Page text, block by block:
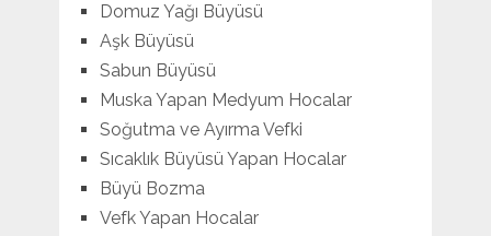
Domuz Yağı Büyüsü
Aşk Büyüsü
Sabun Büyüsü
Muska Yapan Medyum Hocalar
Soğutma ve Ayırma Vefki
Sıcaklık Büyüsü Yapan Hocalar
Büyü Bozma
Vefk Yapan Hocalar